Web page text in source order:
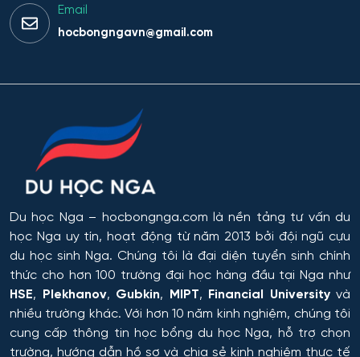
Công nghệ thực phẩm và tổ chức dịch vụ ăn uống
Công nghệ xử lý vật liệu nghệ thuật
Công nghệ điện tử vi mô
Công tác xã hội
Công tác xã hội (hướng thanh niên)
Cơ học và mô hình toán học
Cơ học ứng dụng
Email
hocbongngavn@gmail.com
Du học Nga – hocbongnga.com là nền tảng tư vấn du
học Nga uy tín, hoạt động từ năm 2013 bởi đội ngũ cựu
du học sinh Nga. Chúng tôi là đại diện tuyển sinh chính
thức cho hơn 100 trường đại học hàng đầu tại Nga như
HSE, Plekhanov, Gubkin, MIPT, Financial Universityvà
nhiều trường khác. Với hơn 10 năm kinh nghiệm, chúng tôi
cung cấp thông tin học bổng du học Nga, hỗ trợ chọn
trường, hướng dẫn hồ sơ và chia sẻ kinh nghiệm thực tế